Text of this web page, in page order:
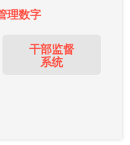
理数字
干部监督
系统